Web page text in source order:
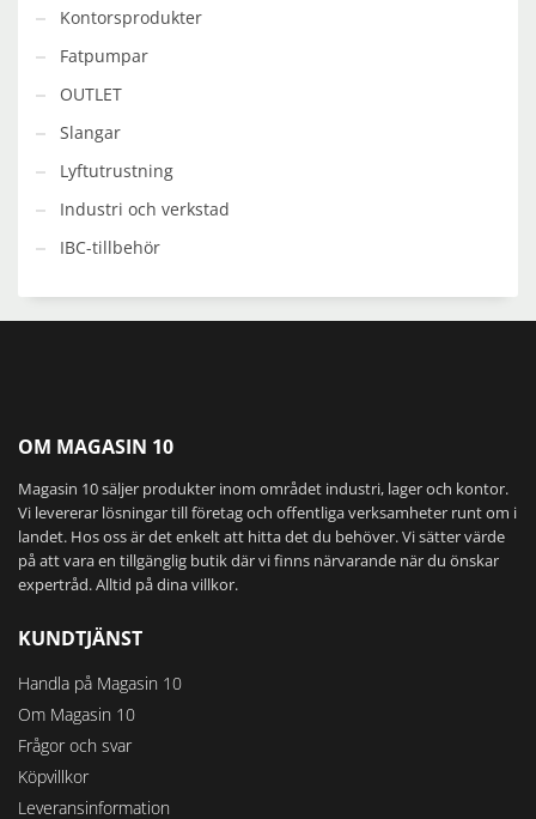
Kontorsprodukter
Fatpumpar
OUTLET
Slangar
Lyftutrustning
Industri och verkstad
IBC-tillbehör
OM MAGASIN 10
Magasin 10 säljer produkter inom området industri, lager och kontor.
Vi levererar lösningar till företag och offentliga verksamheter runt om i
landet. Hos oss är det enkelt att hitta det du behöver. Vi sätter värde
på att vara en tillgänglig butik där vi finns närvarande när du önskar
expertråd. Alltid på dina villkor.
KUNDTJÄNST
Handla på Magasin 10
Om Magasin 10
Frågor och svar
Köpvillkor
Leveransinformation